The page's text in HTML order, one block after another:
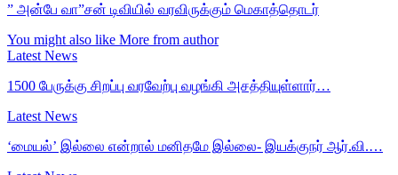
” அன்பே வா”சன் டிவியில் வரவிருக்கும் மெகாத்தொடர்
You might also like More from author
Latest News
1500 பேருக்கு சிறப்பு வரவேற்பு வழங்கி அசத்தியுள்ளார்…
Latest News
‘மையல்’ இல்லை என்றால் மனிதமே இல்லை- இயக்குநர் ஆர்.வி.…